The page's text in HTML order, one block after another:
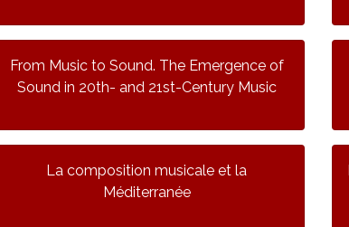
From Music to Sound. The Emergence of
Sound in 20th- and 21st-Century Music
La composition musicale et la
Méditerranée